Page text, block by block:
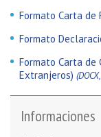
Formato Carta de
Formato
Formato Carta de
Extranjeros)
Informaciones